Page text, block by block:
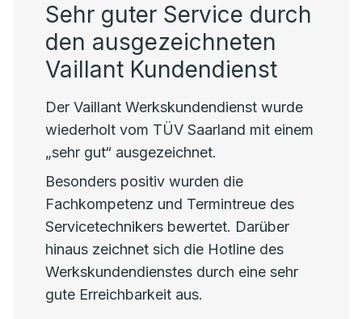
Sehr guter Service durch
den ausgezeichneten
Vaillant Kundendienst
Der Vaillant Werkskundendienst wurde
wiederholt vom TÜV Saarland mit einem
„sehr gut“ ausgezeichnet.
Besonders positiv wurden die
Fachkompetenz und Termintreue des
Servicetechnikers bewertet. Darüber
hinaus zeichnet sich die Hotline des
Werkskundendienstes durch eine sehr
gute Erreichbarkeit aus.